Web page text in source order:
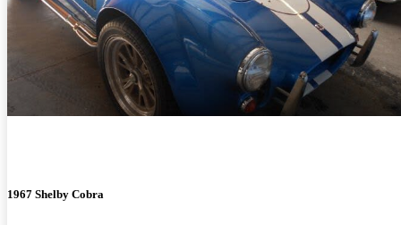
1967 Shelby Cobra